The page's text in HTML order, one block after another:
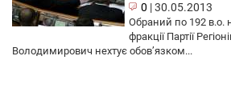
0 |30.05.2013
Обраний по 192 в.о.
фракції Партії
Володимирович нехтує обов’язком...